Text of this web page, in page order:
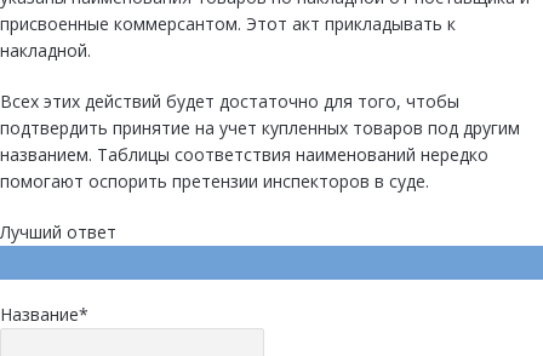
присвоенные коммерсантом. Этот акт прикладывать к
накладной.
Всех этих действий будет достаточно для того, чтобы
подтвердить принятие на учет купленных товаров под другим
названием. Таблицы соответствия наименований нередко
помогают оспорить претензии инспекторов в суде.
Лучший ответ
Название*